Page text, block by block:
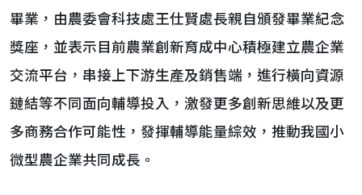
畢業，由農委會科技處王仕賢處長親自頒發畢業紀念
獎座，並表示目前農業創新育成中心積極建立農企業
交流平台，串接上下游生產及銷售端，進行橫向資源
鏈結等不同面向輔導投入，激發更多創新思維以及更
多商務合作可能性，發揮輔導能量綜效，推動我國小
微型農企業共同成長。